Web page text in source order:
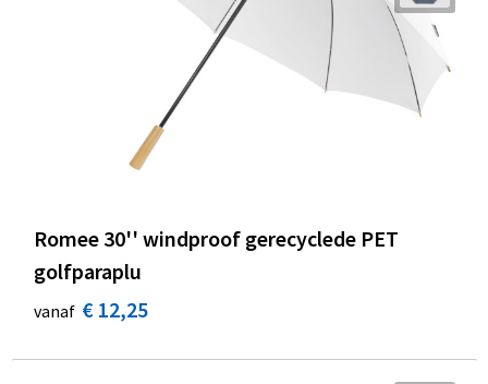
Romee 30'' windproof gerecyclede PET
golfparaplu
vanaf € 12,25